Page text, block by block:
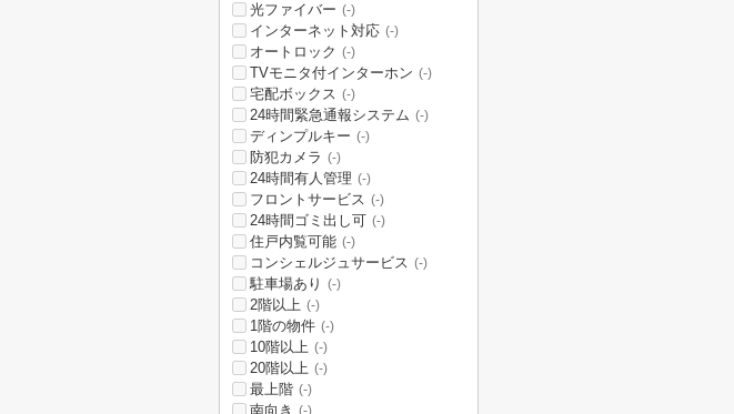
光ファイバー (-)
インターネット対応 (-)
オートロック (-)
TVモニタ付インターホン (-)
宅配ボックス (-)
24時間緊急通報システム (-)
ディンプルキー (-)
防犯カメラ (-)
24時間有人管理 (-)
フロントサービス (-)
24時間ゴミ出し可 (-)
住戸内覧可能 (-)
コンシェルジュサービス (-)
駐車場あり (-)
2階以上 (-)
1階の物件 (-)
10階以上 (-)
20階以上 (-)
最上階 (-)
南向き (-)